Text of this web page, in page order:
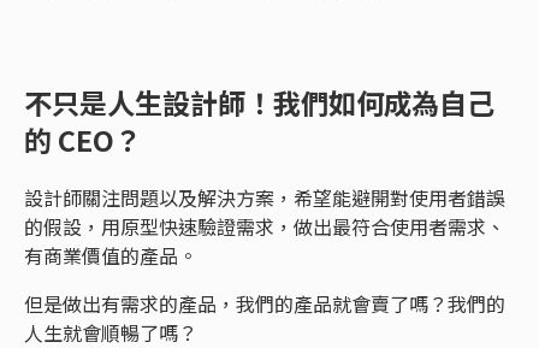
不只是人生設計師！我們如何成為自己
的 CEO？
設計師關注問題以及解決方案，希望能避開對使用者錯誤
的假設，用原型快速驗證需求，做出最符合使用者需求、
有商業價值的產品。
但是做出有需求的產品，我們的產品就會賣了嗎？我們的
人生就會順暢了嗎？